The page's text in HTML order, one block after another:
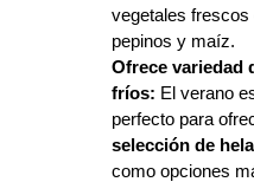
vegetales
pepinos y maíz.
Ofrece variedad
fríos: El verano
perfecto para
selección de
como opciones